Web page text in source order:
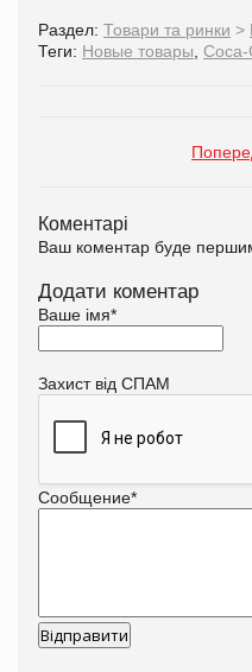
Раздел: Товари та ринки >
Теги: Новые товары Coca-
Коментарі
Ваш коментар буде
Додати коментар
Ваше імя*
Захист від СПАМ
Сообщение*